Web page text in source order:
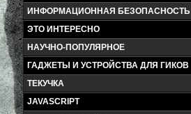
ИНФОРМАЦИОННАЯ БЕЗОПАСНОСТЬ
ЭТО ИНТЕРЕСНО
НАУЧНО-ПОПУЛЯРНОЕ
ГАДЖЕТЫ И УСТРОЙСТВА ДЛЯ ГИКОВ
ТЕКУЧКА
JAVASCRIPT